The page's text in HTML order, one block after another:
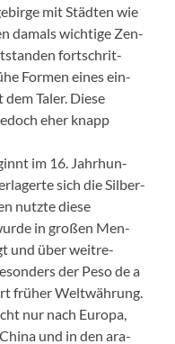
mit Städten wie
damals wichtige Zen­
fortschrit­
For­men eines ein­
Taler. Diese
eher knapp
im 16. Jahrhun­
sich die Sil­ber­
nutzte diese
in großen Men­
und über weitre­
der Peso de a
früher Weltwährung.
nur nach Europa,
und in den ara­